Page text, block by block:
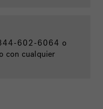
602-6064 o
con cualquier